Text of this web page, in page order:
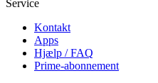
Service
Kontakt
Apps
Hjælp / FAQ
Prime-abonnement